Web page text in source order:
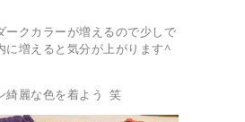
ークカラーが増えるので少しで
に増えると気分が上がります^
綺麗な色を着よう 笑